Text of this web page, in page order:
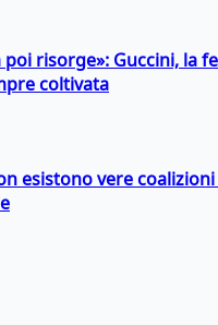
risorge»: Guccini, la
coltivata
esistono vere coalizioni